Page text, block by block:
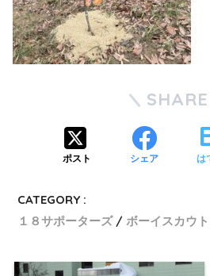
SHARE
ポスト シェア は
CATEGORY :
１８サポーターズ
ボーイスカウト